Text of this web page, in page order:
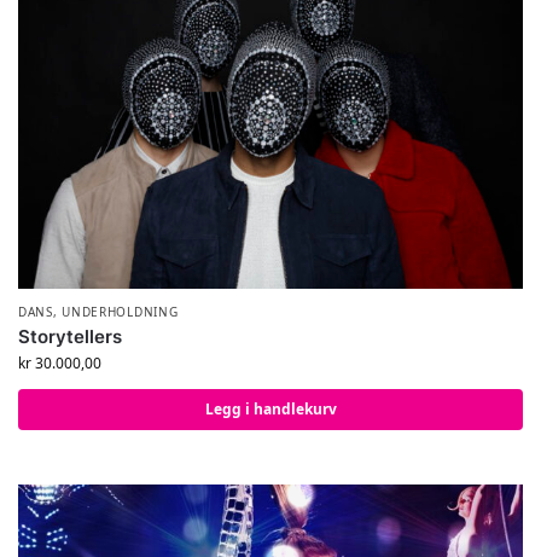
DANS, UNDERHOLDNING
Storytellers
kr30.000,00
Legg i handlekurv